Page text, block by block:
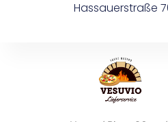
Hassauerstraße